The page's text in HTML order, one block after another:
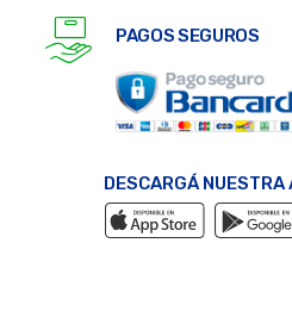
PAGOS SEGUROS
DESCARGÁ NUESTRA